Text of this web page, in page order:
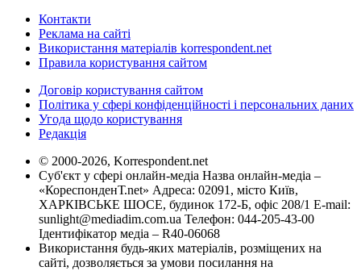
Контакти
Реклама на сайті
Використання матеріалів korrespondent.net
Правила користування сайтом
Договір користування сайтом
Політика у сфері конфіденційності і персональних даних
Угода щодо користування
Редакція
© 2000-2026, Korrespondent.net
Суб'єкт у сфері онлайн-медіа Назва онлайн-медіа –
«КореспонденТ.net» Адреса: 02091, місто Київ,
ХАРКІВСЬКЕ ШОСЕ, будинок 172-Б, офіс 208/1 E-mail:
sunlight@mediadim.com.ua Телефон: 044-205-43-00
Ідентифікатор медіа – R40-06068
Використання будь-яких матеріалів, розміщених на
сайті, дозволяється за умови посилання на